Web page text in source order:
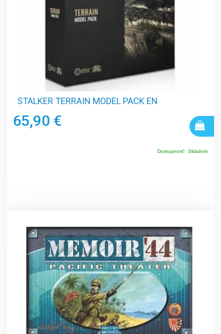
STALKER TERRAIN MODEL PACK EN
65,90 €
Dostupnosť: Skladom